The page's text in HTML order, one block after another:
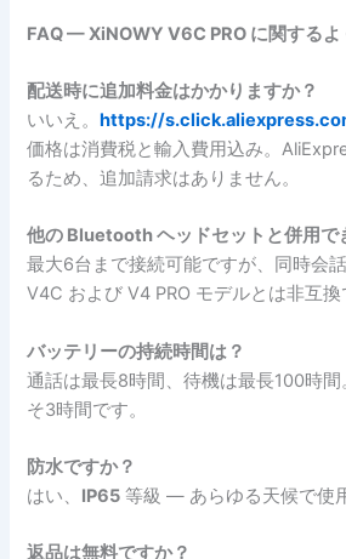
FAQ — XiNOWY V6C PRO に関するよ
配送時に追加料金はかかりますか？
いいえ。https://
価格は消費税と輸入費用込み。
るため、追加請求はありません。
他の Bluetooth ヘッドセットと併用で
最大6台まで接続可能ですが、同時会
V4C および V4 PRO モデルとは非互換
バッテリーの持続時間は？
通話は最長8時間、待機は最長100時
そ3時間です。
防水ですか？
はい、 IP65 等級 — あらゆる天候で使
返品は無料ですか？